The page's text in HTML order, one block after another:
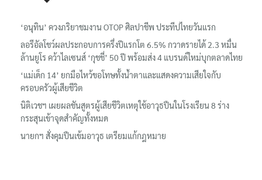
‘อนุทิน’ ควงภริยาชมงาน OTOP ศิลปาชีพ ประทีปไทยวันแรก
ลอรีอัลโชว์ผลประกอบการครึ่งปีแรกโต 6.5% กวาดรายได้ 2.3 หมื่น
ล้านยูโร คว้าไลเซนส์ ‘กุชชี่’ 50 ปี พร้อมส่ง 4 แบรนด์ใหม่บุกตลาดไทย
‘แม่เด็ก 14’ ยกมือไหว้ขอโทษทั้งน้ำตาและแสดงความเสียใจกับ
ครอบครัวผู้เสียชีวิต
นิติเวชฯ เผยผลชันสูตรผู้เสียชีวิตเหตุใช้อาวุธปืนในโรงเรียน 8 ร่าง
กระสุนเข้าจุดสำคัญทั้งหมด
นายกฯ สั่งคุมปืนเข้มอาวุธ เตรียมแก้กฎหมาย